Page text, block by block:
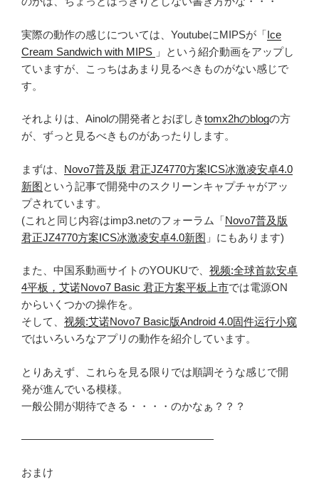
実際の動作の感じについては、YoutubeにMIPSが「Ice
Cream Sandwich with MIPS 」という紹介動画をアップし
ていますが、こっちはあまり見るべきものがない感じで
す。
それよりは、Ainolの開発者とおぼしきtomx2hのblogの方
が、ずっと見るべきものがあったりします。
まずは、 Novo7普及版 君正JZ4770方案ICS冰激凌安卓4.0
新图という記事で開発中のスクリーンキャプチャがアッ
プされています。
(これと同じ内容はimp3.netのフォーラム「Novo7普及版
君正JZ4770方案ICS冰激凌安卓4.0新图 」にもあります)
また、中国系動画サイトのYOUKUで、 视频:全球首款安卓
4平板，艾诺Novo7 Basic 君正方案平板上市では電源ON
からいくつかの操作を。
そして、 视频:艾诺Novo7 Basic版Android 4.0固件运行小窥
ではいろいろなアプリの動作を紹介しています。
とりあえず、これらを見る限りでは順調そうな感じで開
発が進んでいる模様。
一般公開が期待できる・・・・のかなぁ？？？
——————————————————
おまけ